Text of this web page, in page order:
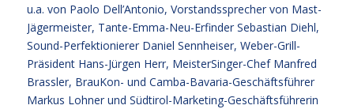
u.a. von Paolo Dell’Antonio, Vorstandssprecher von Mast-
Jägermeister, Tante-Emma-Neu-Erfinder Sebastian Diehl,
Sound-Perfektionierer Daniel Sennheiser, Weber-Grill-
Präsident Hans-Jürgen Herr, MeisterSinger-Chef Manfred
Brassler, BrauKon- und Camba-Bavaria-Geschäftsführer
Markus Lohner und Südtirol-Marketing-Geschäftsführerin